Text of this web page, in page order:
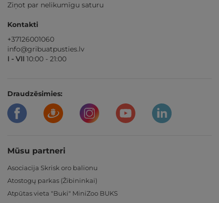
Ziņot par nelikumīgu saturu
Kontakti
+37126001060
info@gribuatpusties.lv
I - VII 10:00 - 21:00
Draudzēsimies:
Mūsu partneri
Asociacija Skrisk oro balionu
Atostogų parkas (Žibininkai)
Atpūtas vieta "Buki" MiniZoo BUKS